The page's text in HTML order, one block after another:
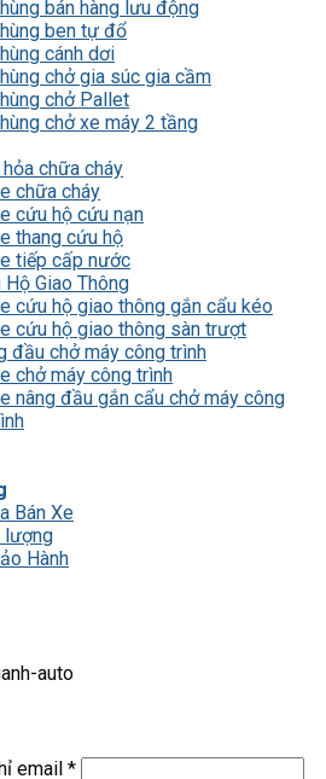
bán hàng lưu động
ben tự đổ
cánh dơi
chở gia súc gia cầm
chở Pallet
chở xe máy 2 tầng
chữa cháy
chữa cháy
cứu hộ cứu nạn
thang cứu hộ
tiếp cấp nước
Hộ Giao Thông
cứu hộ giao thông gắn cẩu kéo
cứu hộ giao thông sàn trượt
đầu chở máy công trình
chở máy công trình
nâng đầu gắn cẩu chở máy công
Bán Xe
lượng
Hành
email *